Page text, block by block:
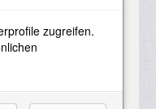
zugreifen.